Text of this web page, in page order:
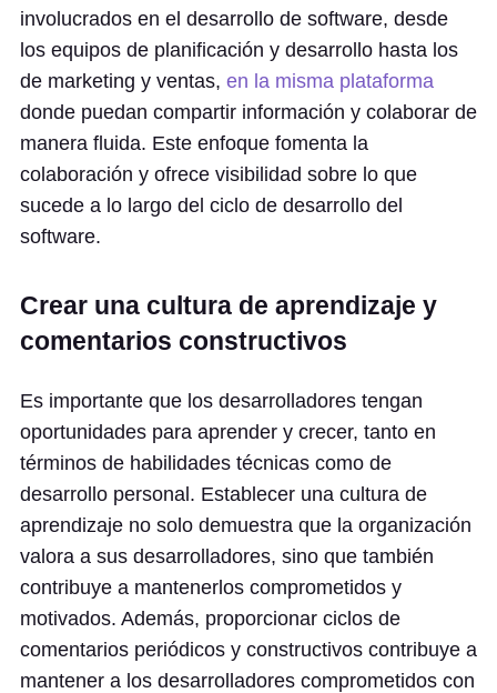
involucrados en el desarrollo de software, desde
los equipos de planificación y desarrollo hasta los
de marketing y ventas, en la misma plataforma
donde puedan compartir información y colaborar de
manera fluida. Este enfoque fomenta la
colaboración y ofrece visibilidad sobre lo que
sucede a lo largo del ciclo de desarrollo del
software.
Crear una cultura de aprendizaje y
comentarios constructivos
Es importante que los desarrolladores tengan
oportunidades para aprender y crecer, tanto en
términos de habilidades técnicas como de
desarrollo personal. Establecer una cultura de
aprendizaje no solo demuestra que la organización
valora a sus desarrolladores, sino que también
contribuye a mantenerlos comprometidos y
motivados. Además, proporcionar ciclos de
comentarios periódicos y constructivos contribuye a
mantener a los desarrolladores comprometidos con